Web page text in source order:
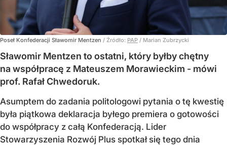
Poseł Konfederacji Sławomir Mentzen / Źródło: PAP / Marian Zubrzycki
Sławomir Mentzen to ostatni, który byłby chętny
na współpracę z Mateuszem Morawieckim - mówi
prof. Rafał Chwedoruk.
Asumptem do zadania politologowi pytania o tę kwestię
była piątkowa deklaracja byłego premiera o gotowości
do współpracy z całą Konfederacją. Lider
Stowarzyszenia Rozwój Plus spotkał się tego dnia